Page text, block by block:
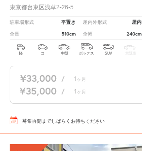
東京都台東区浅草2-26-5
駐車場形式 平置き 屋内外形式 屋内
全長 510cm 全幅 240cm
軽 コ 中型 ボックス SUV 大型車
¥33,000 / 1 ヶ月
¥35,000 / 1 ヶ月
募集再開までしばらくお待ちください